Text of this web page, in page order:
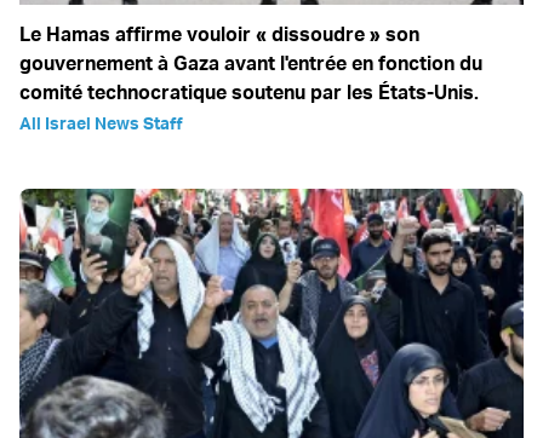
Le Hamas affirme vouloir « dissoudre » son
gouvernement à Gaza avant l'entrée en fonction du
comité technocratique soutenu par les États-Unis.
All Israel News Staff